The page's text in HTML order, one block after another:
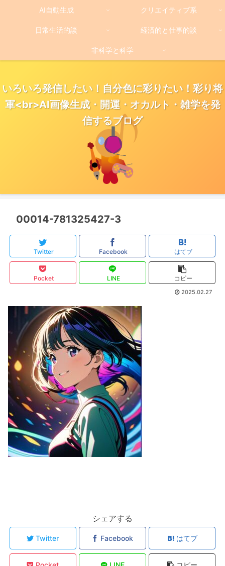
いろいろ発信したい！自分色に彩りたい！彩り将
軍<br>AI画像生成・開運・オカルト・雑学を発
信するブログ
AI自動生成 クリエイティブ系
日常生活的談 経済的と仕事的談
非科学と科学
00014-781325427-3
Twitter Facebook はてブ
Pocket LINE コピー
2025.02.27
シェアする
Twitter Facebook はてブ